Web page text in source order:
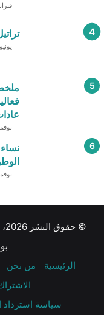
فبراير 21,
يونيو 30, 2026
نوفمبر 22,
نوفمبر 24,
الرئيسية
من نحن
سياسة استرداد